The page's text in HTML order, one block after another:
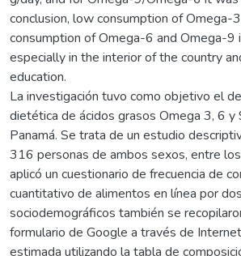
conclusion, low consumption of Omega-
consumption of Omega-6 and Omega-9
especially in the interior of the country
education.
La investigación tuvo como objetivo el
dietética de ácidos grasos Omega 3, 6 y
Panamá. Se trata de un estudio
316 personas de ambos sexos, entre
aplicó un cuestionario de frecuencia de
cuantitativo de alimentos en línea por
sociodemográficos también se
formulario de Google a través de
estimada utilizando la tabla de